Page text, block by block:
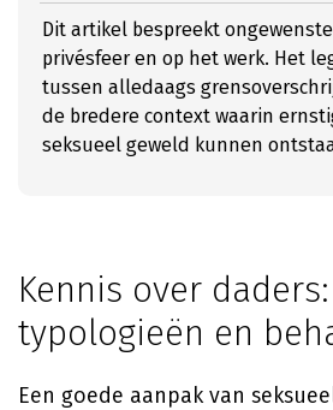
Dit artikel bespreekt
privésfeer en op het werk. Het
tussen alledaags
de bredere context waarin
seksueel geweld kunnen
Kennis over daders:
typologieën en
Een goede aanpak van